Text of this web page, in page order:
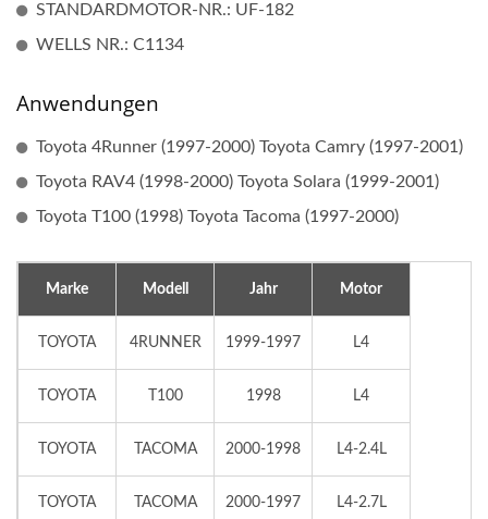
STANDARDMOTOR-NR.: UF-182
WELLS NR.: C1134
Anwendungen
Toyota 4Runner (1997-2000) Toyota Camry (1997-2001)
Toyota RAV4 (1998-2000) Toyota Solara (1999-2001)
Toyota T100 (1998) Toyota Tacoma (1997-2000)
Marke Modell Jahr Motor
TOYOTA 4RUNNER 1999-1997 L4
TOYOTA T100 1998 L4
TOYOTA TACOMA 2000-1998 L4-2.4L
TOYOTA TACOMA 2000-1997 L4-2.7L